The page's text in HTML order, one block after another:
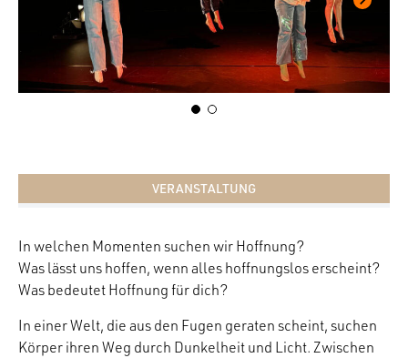
VERANSTALTUNG
In welchen Momenten suchen wir Hoffnung?
Was lässt uns hoffen, wenn alles hoffnungslos erscheint?
Was bedeutet Hoffnung für dich?
In einer Welt, die aus den Fugen geraten scheint, suchen
Körper ihren Weg durch Dunkelheit und Licht. Zwischen